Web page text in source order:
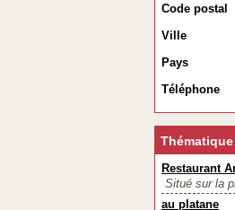
Code postal
Ville
Pays
Téléphone
Thématique
Restaurant
Situé sur la
au platane